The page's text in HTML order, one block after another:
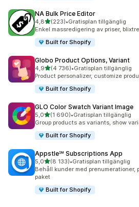
NA Bulk Price Editor
4,8av 5 stjärnor
(223)
223 recensioner totalt
•Gratisplan tillgänglig
Enkel massredigering av priser,
Built for Shopify
Globo Product Options, Variant
4,9av 5 stjärnor
(4 736)
4736 recensioner totalt
•Gratisplan tillgänglig
Product personalizer, customize
Built for Shopify
GLO Color Swatch Variant Image
5,0av 5 stjärnor
(1 690)
1690 recensioner totalt
•Gratisplan tillgänglig
Group products as variants, show
Built for Shopify
Appstle℠ Subscriptions App
5,0av 5 stjärnor
(8 133)
8133 recensioner totalt
•Gratisplan tillgänglig
Behåll kunder med prenumerationer,
paket
Built for Shopify